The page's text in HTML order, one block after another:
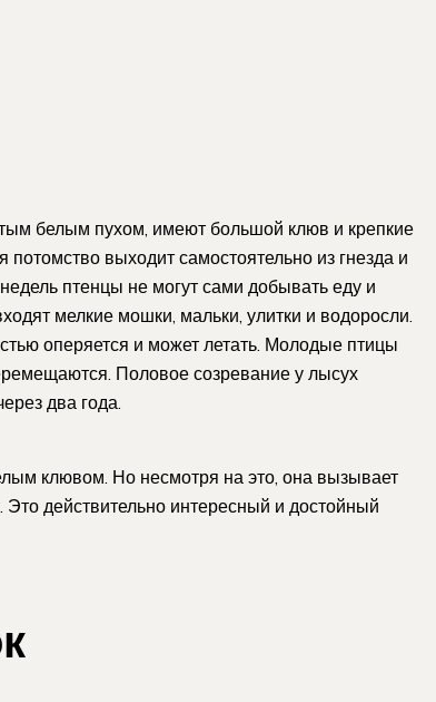
белым пухом, имеют большой клюв и крепкие
выходит самостоятельно из гнезда и
птенцы не могут сами добывать еду и
мелкие мошки, мальки, улитки и водоросли.
оперяется и может летать. Молодые птицы
Половое созревание у лысух
два года.
клювом. Но несмотря на это, она вызывает
действительно интересный и достойный